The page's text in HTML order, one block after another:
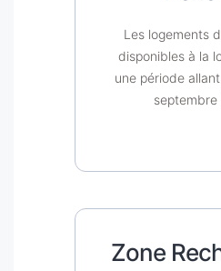
Les logements
disponibles à la
une période
Zone